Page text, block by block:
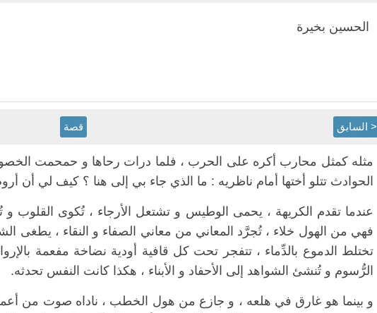
الحسين بخيرة
< السابق قصة
مثله كمثل محارب أكره على الحرب ، فلما درات رحاها و حمحمت
الحوادث تتلو أختها أمام ناظريه : ما الذي جاء بي إلى هنا ؟ كيف لي أن
عندما تقدم الكريهة ، يحمى الوطيس و تشتعل الأرجاء ، تُكوى القلوب و
فهي من الهول خلاء ، تُجرَّد المعاني من معاني الصفاء و النقاء ، يطغى الشر
تختلط الدموع بالدِّماء ، تتفجر تحت كل قافية أودية نضاخة مفعمة
الرُّسوم و تُنشئ الشواهد إلى الأحفاد و الأبناء ، هكذا كانت النفس تحدثه.
و بينما هو غارق في هلعه ، و جازع من هول الخطب ، ناداه صوت من